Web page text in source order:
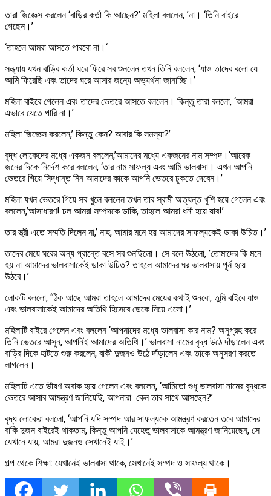
তারা জিজ্ঞেস করলেন ‘বাড়ির কর্তা কি আছেন?’ মহিলা বললেন, ’না। ‘তিনি বাইরে
গেছেন।’
‘তাহলে আমরা আসতে পারবো না।‘
সন্ধ্যায় যখন বাড়ির কর্তা ঘরে ফিরে সব শুনলেন তখন তিনি বললেন, ‘যাও তাদের বলো যে
আমি ফিরেছি এবং তাদের ঘরে আসার জন্যে অভ্যর্থনা জানাচ্ছি।’
মহিলা বাইরে গেলেন এবং তাদের ভেতরে আসতে বললেন। কিন্তু তারা বললো, ‘আমরা
এভাবে যেতে পারি না।’
মহিলা জিজ্ঞেস করলেন,’ কিন্তু কেন? আবার কি সমস্যা?’
বৃদ্ধ লোকেদের মধ্যে একজন বললেন,’আমাদের মধ্যে একজনের নাম সম্পদ।‘আরেক
জনের দিকে নির্দেশ করে বললেন, ‘তার নাম সাফল্য এবং আমি ভালবাসা। এখন আপনি
ভেতরে গিয়ে সিদ্ধান্ত নিন আমাদের কাকে আপনি ভেতরে ঢুকতে দেবেন।’
মহিলা যখন ভেতরে গিয়ে সব খুলে বললেন তখন তার স্বামী অত্যন্ত খুশি হয়ে গেলেন এবং
বললেন,’আসাধারণ!­ চল আমরা সম্পদকে ডাকি, তাহলে আমরা ধনী হয়ে যাব!’
তার স্ত্রী এতে সম্মতি দিলেন না,’ নাহ, আমার মনে হয় আমাদের সাফল্যকেই ডাকা উচিত।’
তাদের মেয়ে ঘরের অন্য প্রান্তে বসে সব শুনছিলো। সে বলে উঠলো, ’তোমাদের কি মনে
হয় না আমাদের ভালবাসাকেই ডাকা উচিত? তাহলে আমাদের ঘর ভালবাসায় পূর্ন হয়ে
উঠবে।’
লোকটি বললো, ‘ঠিক আছে আমরা তাহলে আমাদের মেয়ের কথাই শুনবো, তুমি বাইরে যাও
এবং ভালবাসাকেই আমাদের অতিথি হিসেবে ডেকে নিয়ে এসো।’
মহিলাটি বাইরে গেলেন এবং বললেন ‘আপনাদের মধ্যে ভালবাসা কার নাম? অনুগ্রহ করে
তিনি ভেতরে আসুন, আপনিই আমাদের অতিথি।’ ভালবাসা নামের বৃদ্ধ উঠে দাঁড়ালেন এবং
বাড়ির দিকে হাটতে শুরু করলেন, বাকী দুজনও উঠে দাঁড়ালেন এবং তাকে অনুসরণ করতে
লাগলেন।
মহিলাটি এতে ভীষণ অবাক হয়ে গেলেন এবং বললেন, ‘আমিতো শুধু ভালবাসা নামের বৃদ্ধকে
ভেতরে আসার আমন্ত্রণ জানিয়েছি, আপনারা ­ কেন তার সাথে আসছেন?’
বৃদ্ধ লোকেরা বললো, ‘আপনি যদি সম্পদ আর সাফল্যকে আমন্ত্রণ করতেন তবে আমাদের
বাকি দুজন বাইরেই থাকতাম, কিন্তু আপনি যেহেতু ভালবাসাকে আমন্ত্রণ জানিয়েছেন, সে
যেখানে যায়, আমরা দুজনও সেখানেই যাই।’
গল্প থেকে শিক্ষা: যেখানেই ভালবাসা থাকে, সেখানেই সম্পদ ও সাফল্য থাকে।